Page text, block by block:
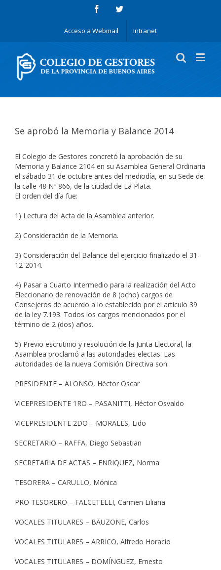
Acceso a Webmail Intranet
Se aprobó la Memoria y Balance 2014
El Colegio de Gestores concretó la aprobación de su
Memoria y Balance 2104 en su Asamblea General Ordinaria
el sábado 31 de octubre antes del mediodía, en su Sede de
la calle 48 Nº 866, de la ciudad de La Plata.
El orden del día fue:
1) Lectura del Acta de la Asamblea anterior.
2) Consideración de la Memoria.
3) Consideración del Balance del ejercicio finalizado el 31-
12-2014.
4) Pasar a Cuarto Intermedio para la realización del Acto
Eleccionario de renovación de 8 (ocho) cargos de
Consejeros de acuerdo a lo establecido por el artículo 39
de la ley 7.193. Todos los cargos mencionados por el
término de 2 (dos) años.
5) Previo escrutinio y resolución de la Junta Electoral, la
Asamblea proclamó a las autoridades electas. Las
autoridades de la nueva Comisión Directiva son:
PRESIDENTE – ALONSO, Héctor Oscar
VICEPRESIDENTE 1RO – PASANITTI, Héctor Osvaldo
VICEPRESIDENTE 2DO – MORALES, Lido
SECRETARIO – RAFFA, Diego Sebastian
SECRETARIA DE ACTAS – ENRIQUEZ, Norma
TESORERA – CARULLO, Mónica
PRO TESORERO – FALCETELLI, Carmen Liliana
VOCALES TITULARES – BAUZONE, Carlos
VOCALES TITULARES – ARRICO, Alfredo Horacio
VOCALES TITULARES – DOMÍNGUEZ, Ernesto